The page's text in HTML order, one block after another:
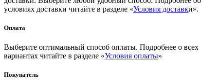
условиях доставки читайте в разделе «Условия доставки».
Оплата
Выберите оптимальный способ оплаты. Подробнее о всех
вариантах читайте в разделе «Условия оплаты»
Покупатель